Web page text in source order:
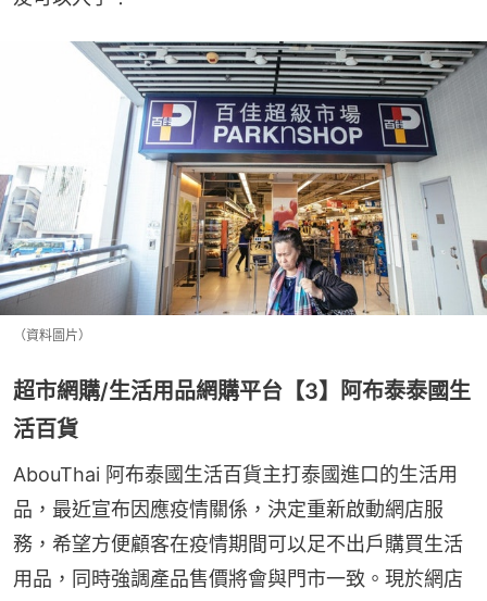
（資料圖片）
超市網購/生活用品網購平台【3】阿布泰泰國生
活百貨
AbouThai 阿布泰國生活百貨主打泰國進口的生活用
品，最近宣布因應疫情關係，決定重新啟動網店服
務，希望方便顧客在疫情期間可以足不出戶購買生活
用品，同時強調產品售價將會與門市一致。現於網店